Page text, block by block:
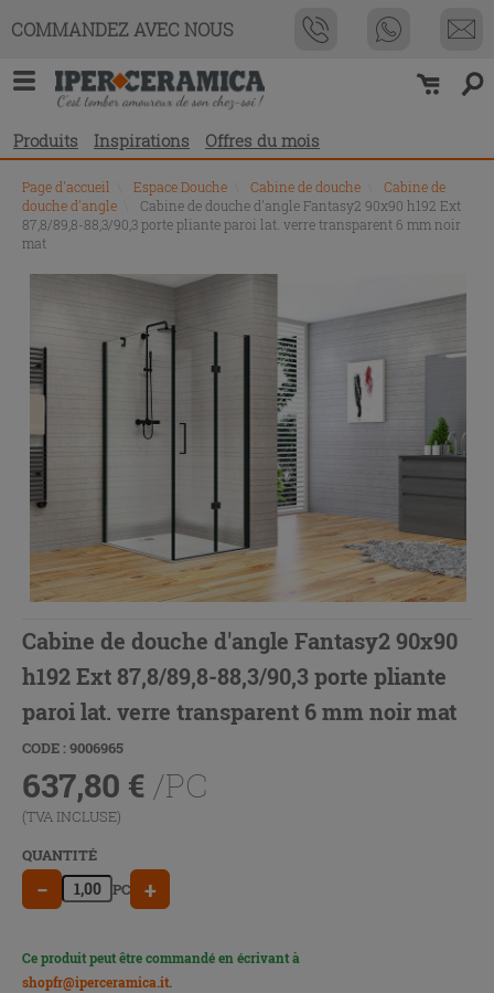
COMMANDEZ AVEC NOUS
Produits Inspirations Offres du mois
Page d'accueil Espace Douche Cabine de douche
Cabine de
douche d'angle
Cabine de douche d'angle Fantasy2 90x90 h192 Ext
87,8/89,8-88,3/90,3 porte pliante paroi lat. verre transparent 6 mm noir
mat
Cabine de douche d'angle Fantasy2 90x90
h192 Ext 87,8/89,8-88,3/90,3 porte pliante
paroi lat. verre transparent 6 mm noir mat
CODE : 9006965
637,80 € /PC
(TVA INCLUSE)
QUANTITÉ
− PC +
Ce produit peut être commandé en écrivant à
shopfr@iperceramica.it.